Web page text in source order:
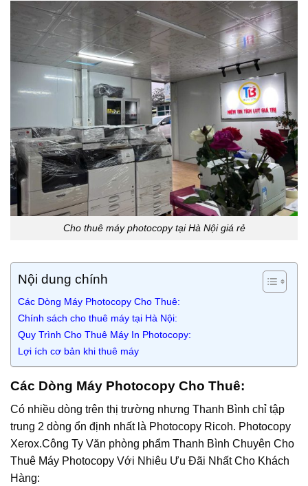
Cho thuê máy photocopy tại Hà Nội giá rẻ
Nội dung chính
Các Dòng Máy Photocopy Cho Thuê:
Chính sách cho thuê máy tại Hà Nội:
Quy Trình Cho Thuê Máy In Photocopy:
Lợi ích cơ bản khi thuê máy
Các Dòng Máy Photocopy Cho Thuê:
Có nhiều dòng trên thị trường nhưng Thanh Bình chỉ tập
trung 2 dòng ổn định nhất là Photocopy Ricoh. Photocopy
Xerox.Công Ty Văn phòng phẩm Thanh Bình Chuyên Cho
Thuê Máy Photocopy Với Nhiêu Ưu Đãi Nhất Cho Khách
Hàng: